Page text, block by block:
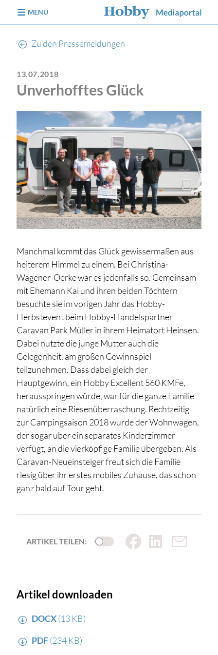
MENÜ
Zu den Pressemeldungen
13.07.2018
Unverhofftes Glück
Manchmal kommt das Glück gewissermaßen aus
heiterem Himmel zu einem. Bei Christina-
Wagener-Oerke war es jedenfalls so. Gemeinsam
mit Ehemann Kai und ihren beiden Töchtern
besuchte sie im vorigen Jahr das Hobby-
Herbstevent beim Hobby-Handelspartner
Caravan Park Müller in ihrem Heimatort Heinsen.
Dabei nutzte die junge Mutter auch die
Gelegenheit, am großen Gewinnspiel
teilzunehmen. Dass dabei gleich der
Hauptgewinn, ein Hobby Excellent 560 KMFe,
herausspringen würde, war für die ganze Familie
natürlich eine Riesenüberraschung. Rechtzeitig
zur Campingsaison 2018 wurde der Wohnwagen,
der sogar über ein separates Kinderzimmer
verfügt, an die vierköpfige Familie übergeben. Als
Caravan-Neueinsteiger freut sich die Familie
riesig über ihr erstes mobiles Zuhause, das schon
ganz bald auf Tour geht.
ARTIKEL TEILEN:
Artikel downloaden
DOCX(13 KB)
PDF(234 KB)